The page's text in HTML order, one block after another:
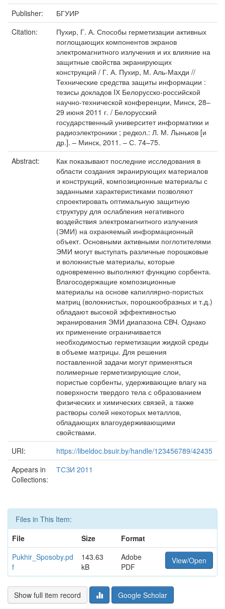
Publisher:
БГУИР
Citation:
Пухир, Г. А. Способы герметизации активных
поглощающих компонентов экранов
электромагнитного излучения и их влияние на
защитные свойства экранирующих
конструкций / Г. А. Пухир, М. Аль-Махди //
Технические средства защиты информации :
тезисы докладов IХ Белорусско-российской
научно-технической конференции, Минск, 28–
29 июня 2011 г. / Белорусский
государственный университет информатики и
радиоэлектроники ; редкол.: Л. М. Лыньков [и
др.]. – Минск, 2011. – С. 74–75.
Abstract:
Как показывают последние исследования в
области создания экранирующих материалов
и конструкций, композиционные материалы с
заданными характеристиками позволяют
спроектировать оптимальную защитную
структуру для ослабления негативного
воздействия электромагнитного излучения
(ЭМИ) на охраняемый информационный
объект. Основными активными поглотителями
ЭМИ могут выступать различные порошковые
и волокнистые материалы, которые
одновременно выполняют функцию сорбента.
Влагосодержащие композиционные
материалы на основе капиллярно-пористых
матриц (волокнистых, порошкообразных и т.д.)
обладают высокой эффективностью
экранирования ЭМИ диапазона СВЧ. Однако
их применение ограничивается
необходимостью герметизации жидкой среды
в объеме матрицы. Для решения
поставленной задачи могут применяться
полимерные герметизирующие слои,
пористые сорбенты, удерживающие влагу на
поверхности твердого тела с образованием
физических и химических связей, а также
растворы солей некоторых металлов,
обладающих влагоудерживающими
свойствами.
URI:
https://libeldoc.bsuir.by/handle/123456789/42435
Appears in
Collections:
ТСЗИ 2011
Files in This Item:
File
Size
Format
Pukhir_Sposoby.pd
f
143.63
kB
Adobe
PDF
View/Open
Show full item record Google Scholar